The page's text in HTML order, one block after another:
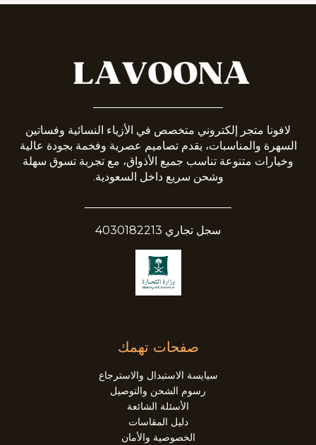
لافونا متجر إلكتروني متخصص في الأزياء النسائية وفساتين
السهرة والمناسبات، يقدم تصاميم عصرية وفخمة بجودة عالية
وخيارات متنوعة تناسب جميع الأذواق، مع تجربة تسوق سهلة
وشحن سريع داخل السعودية.
سجل تجاري 4030182213
صفحات تهمك
سيايسة الاستبدال والاسترجاع
رسوم الشحن والتوصيل
الأسئلة الشائعة
دليل المقاسات
الخصوصية والأمان